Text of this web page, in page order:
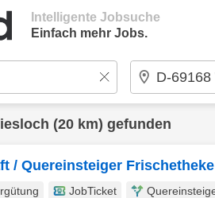
Intelligente Jobsuche
Einfach mehr Jobs.
(20 km) gefunden
/ Quereinsteiger
JobTicket